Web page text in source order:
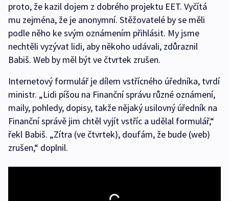
proto, že kazil dojem z dobrého projektu EET. Vyčítá
mu zejména, že je anonymní. Stěžovatelé by se měli
podle něho ke svým oznámením přihlásit. My jsme
nechtěli vyzývat lidi, aby někoho udávali, zdůraznil
Babiš. Web by měl být ve čtvrtek zrušen.
Internetový formulář je dílem vstřícného úředníka, tvrdí
ministr. „Lidi píšou na Finanční správu různé oznámení,
maily, pohledy, dopisy, takže nějaký usilovný úředník na
Finanční správě jim chtěl vyjít vstříc a udělal formulář,“
řekl Babiš. „Zítra (ve čtvrtek), doufám, že bude (web)
zrušen,“ doplnil.